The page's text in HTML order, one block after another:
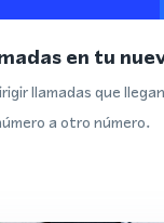
en tu
llamadas que
a otro número.